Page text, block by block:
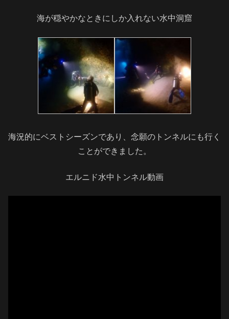
海が穏やかなときにしか入れない水中洞窟
海況的にベストシーズンであり、念願のトンネルにも行く
ことができました。
エルニド水中トンネル動画